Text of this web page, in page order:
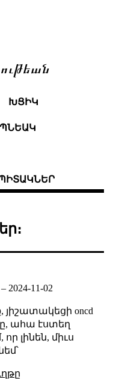
ԽՑԻԿ
2024-11-02
յիշատակեցի oncd
ահա էստեղ
որ լինեն, միւս